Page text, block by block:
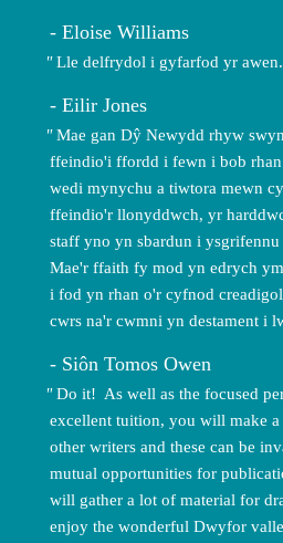
Eloise Williams
Lle delfrydol i gyfarfod yr awen.
Eilir Jones
Mae gan Dŷ Newydd rhyw
ffeindio'i ffordd i fewn i bob
wedi mynychu a tiwtora mewn
ffeindio'r llonyddwch, yr
staff yno yn sbardun i
Mae'r ffaith fy mod yn edrych
i fod yn rhan o'r cyfnod
cwrs na'r cwmni yn destament i
Siôn Tomos Owen
Do it! As well as the focused
excellent tuition, you will make
other writers and these can be
mutual opportunities for
will gather a lot of material for
enjoy the wonderful Dwyfor